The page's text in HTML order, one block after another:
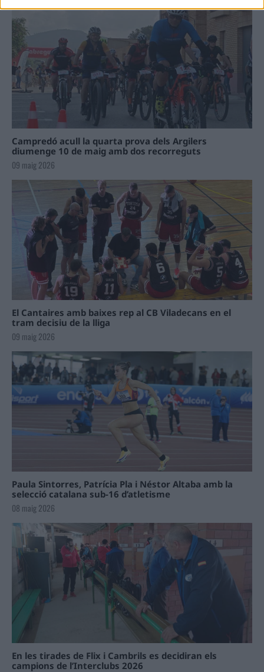
Campredó acull la quarta prova dels Argilers
diumenge 10 de maig amb dos recorreguts
09 maig 2026
El Cantaires amb baixes rep al CB Viladecans en el
tram decisiu de la lliga
09 maig 2026
Paula Sintorres, Patrícia Pla i Néstor Altaba amb la
selecció catalana sub-16 d’atletisme
08 maig 2026
En les tirades de Flix i Cambrils es decidiran els
campions de l’Interclubs 2026